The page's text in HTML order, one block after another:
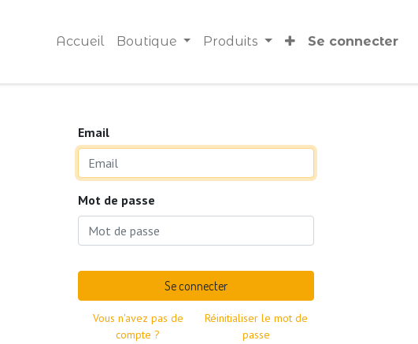
Accueil Boutique Produits Se connecter
Email
Mot de passe
Se connecter
Vous n'avez pas de
compte ?
Réinitialiser le mot de
passe